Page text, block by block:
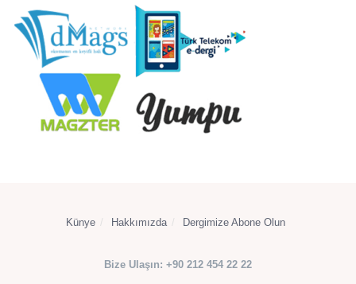
Künye Hakkımızda Dergimize Abone Olun
Bize Ulaşın: +90 212 454 22 22